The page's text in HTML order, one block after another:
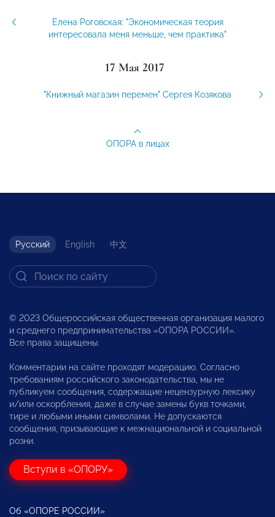
Елена Роговская: "Экономическая теория
интересовала меня меньше, чем практика"
17 Мая 2017
"Книжный магазин перемен" Сергея Козякова
ОПОРА в лицах
Русский English 中文
© 2023 Общероссийская общественная организация малого
и среднего предпринимательства «ОПОРА РОССИИ».
Все права защищены.
Комментарии на сайте проходят модерацию. Согласно
требованиям российского законодательства, мы не
публикуем сообщения, содержащие нецензурную лексику
и/или оскорбления, даже в случае замены букв точками,
тире и любыми иными символами. Не допускаются
сообщения, призывающие к межнациональной и социальной
розни.
Вступи в «ОПОРУ»
Об «ОПОРЕ РОССИИ»